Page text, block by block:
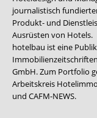
journalistisch
Produkt- und
Ausrüsten von Hotels.
hotelbau ist eine
GmbH. Zum Portfolio
Arbeitskreis
und CAFM-NEWS.